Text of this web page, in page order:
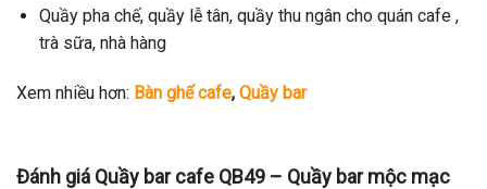
Quầy pha chế, quầy lễ tân, quầy thu ngân cho quán cafe ,
trà sữa, nhà hàng
Xem nhiều hơn: Bàn ghế cafe, Quầy bar
Đánh giá Quầy bar cafe QB49 – Quầy bar mộc mạc